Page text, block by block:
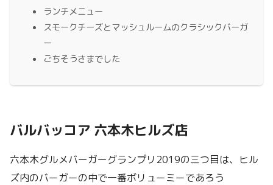
ランチメニュー
スモークチーズとマッシュルームのクラシックバーガ
ー
ごちそうさまでした
バルバッコア 六本木ヒルズ店
六本木グルメバーガーグランプリ2019の三つ目は、ヒル
ズ内のバーガーの中で一番ボリューミーであろう